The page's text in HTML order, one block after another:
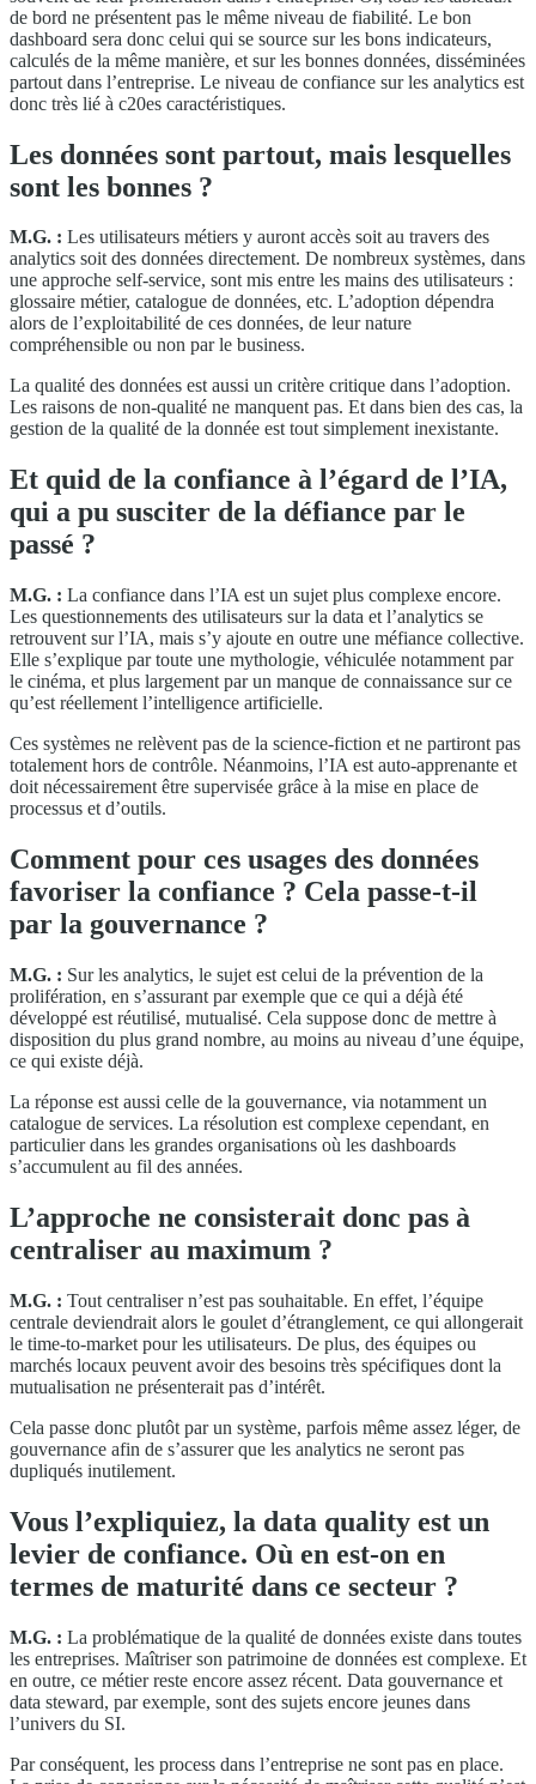
de bord ne présentent pas le même niveau de fiabilité. Le bon
dashboard sera donc celui qui se source sur les bons indicateurs,
calculés de la même manière, et sur les bonnes données, disséminées
partout dans l’entreprise. Le niveau de confiance sur les analytics est
donc très lié à c20es caractéristiques.
Les données sont partout, mais lesquelles
sont les bonnes ?
M.G. : Les utilisateurs métiers y auront accès soit au travers des
analytics soit des données directement. De nombreux systèmes, dans
une approche self-service, sont mis entre les mains des utilisateurs :
glossaire métier, catalogue de données, etc. L’adoption dépendra
alors de l’exploitabilité de ces données, de leur nature
compréhensible ou non par le business.
La qualité des données est aussi un critère critique dans l’adoption.
Les raisons de non-qualité ne manquent pas. Et dans bien des cas, la
gestion de la qualité de la donnée est tout simplement inexistante.
Et quid de la confiance à l’égard de l’IA,
qui a pu susciter de la défiance par le
passé ?
M.G. : La confiance dans l’IA est un sujet plus complexe encore.
Les questionnements des utilisateurs sur la data et l’analytics se
retrouvent sur l’IA, mais s’y ajoute en outre une méfiance collective.
Elle s’explique par toute une mythologie, véhiculée notamment par
le cinéma, et plus largement par un manque de connaissance sur ce
qu’est réellement l’intelligence artificielle.
Ces systèmes ne relèvent pas de la science-fiction et ne partiront pas
totalement hors de contrôle. Néanmoins, l’IA est auto-apprenante et
doit nécessairement être supervisée grâce à la mise en place de
processus et d’outils.
Comment pour ces usages des données
favoriser la confiance ? Cela passe-t-il
par la gouvernance ?
M.G. : Sur les analytics, le sujet est celui de la prévention de la
prolifération, en s’assurant par exemple que ce qui a déjà été
développé est réutilisé, mutualisé. Cela suppose donc de mettre à
disposition du plus grand nombre, au moins au niveau d’une équipe,
ce qui existe déjà.
La réponse est aussi celle de la gouvernance, via notamment un
catalogue de services. La résolution est complexe cependant, en
particulier dans les grandes organisations où les dashboards
s’accumulent au fil des années.
L’approche ne consisterait donc pas à
centraliser au maximum ?
M.G. : Tout centraliser n’est pas souhaitable. En effet, l’équipe
centrale deviendrait alors le goulet d’étranglement, ce qui allongerait
le time-to-market pour les utilisateurs. De plus, des équipes ou
marchés locaux peuvent avoir des besoins très spécifiques dont la
mutualisation ne présenterait pas d’intérêt.
Cela passe donc plutôt par un système, parfois même assez léger, de
gouvernance afin de s’assurer que les analytics ne seront pas
dupliqués inutilement.
Vous l’expliquiez, la data quality est un
levier de confiance. Où en est-on en
termes de maturité dans ce secteur ?
M.G. : La problématique de la qualité de données existe dans toutes
les entreprises. Maîtriser son patrimoine de données est complexe. Et
en outre, ce métier reste encore assez récent. Data gouvernance et
data steward, par exemple, sont des sujets encore jeunes dans
l’univers du SI.
Par conséquent, les process dans l’entreprise ne sont pas en place.